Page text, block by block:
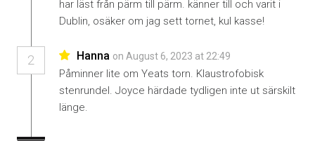
har läst från pärm till pärm. känner till och varit i
Dublin, osäker om jag sett tornet, kul kasse!
2 Hanna on August 6, 2023 at 22:49
Påminner lite om Yeats torn. Klaustrofobisk
stenrundel. Joyce härdade tydligen inte ut särskilt
länge.